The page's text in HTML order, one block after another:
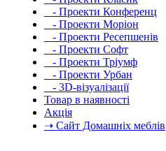
- Проекти Конференц
- Проекти Моріон
- Проекти Ресепшенів
- Проекти Софт
- Проекти Тріумф
- Проекти Урбан
- 3D-візуалізації
Товар в наявності
Акція
➝ Сайт Домашніх меблів